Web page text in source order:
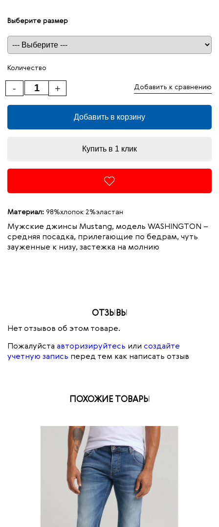
Выберите размер
Таблица размеров
Количество
+
- Добавить к сравнению
Добавить в корзину
Купить в 1 клик
Материал: 98%хлопок 2%эластан
Мужские джинсы Mustang, модель WASHINGTON –
средняя посадка, прилегающие по бедрам, чуть
зауженные к низу, застежка на молнию
ОТЗЫВЫ
Нет отзывов об этом товаре.
Пожалуйста авторизируйтесь или создайте
учетную запись перед тем как написать отзыв
ПОХОЖИЕ ТОВАРЫ